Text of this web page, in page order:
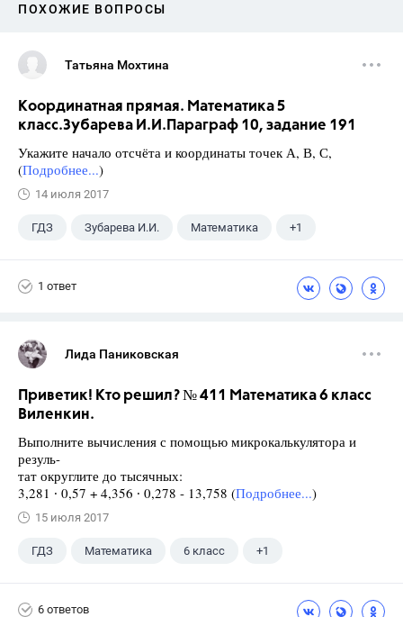
ПОХОЖИЕ ВОПРОСЫ
Татьяна Мохтина
Координатная прямая. Математика 5
класс.Зубарева И.И.Параграф 10, задание 191
Укажите начало отсчёта и координаты точек А, В, С,
(Подробнее...)
14 июля 2017
ГДЗ Зубарева И.И. Математика +1
1 ответ
Лида Паниковская
Приветик! Кто решил? № 411 Математика 6 класс
Виленкин.
Выполните вычисления с помощью микрокалькулятора и
резуль-
тат округлите до тысячных:
3,281 ∙ 0,57 + 4,356 ∙ 0,278 - 13,758 (Подробнее...)
15 июля 2017
ГДЗ Математика 6 класс +1
6 ответов